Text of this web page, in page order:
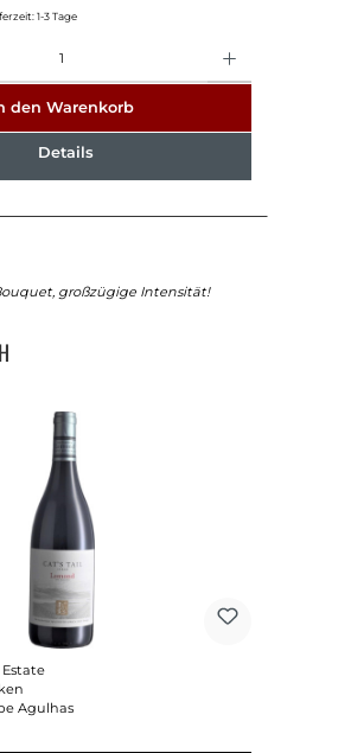
1-3 Tage
den Warenkorb
Details
großzügige Intensität!
Agulhas